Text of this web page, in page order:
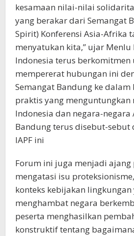
kesamaan nilai-nilai
yang berakar dari Semangat
Spirit) Konferensi Asia-Afrika
menyatukan kita,” ujar Menlu
Indonesia terus berkomitmen
mempererat hubungan ini
Semangat Bandung ke dalam
praktis yang menguntungkan
Indonesia dan negara-
Bandung terus disebut-sebut
IAPF ini
Forum ini juga menjadi
mengatasi isu
konteks kebijakan
menghambat negara
peserta menghasilkan
konstruktif tentang